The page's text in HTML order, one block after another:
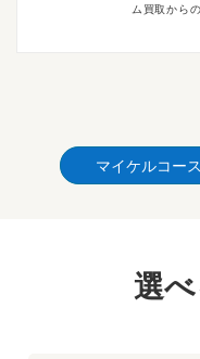
ム買取から
マイケルコー
選